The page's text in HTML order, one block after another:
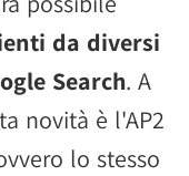
da diversi
Search. A
novità è l'AP2
lo stesso